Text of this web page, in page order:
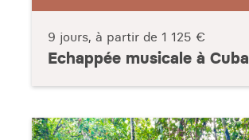
9 jours, à partir de 1 125 €
Echappée musicale à Cuba